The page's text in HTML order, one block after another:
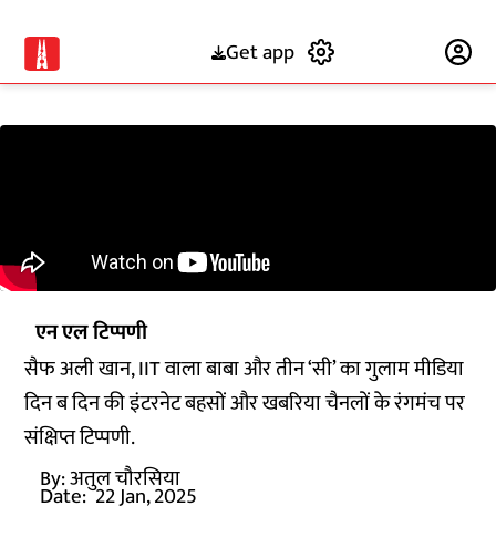
Get app
एन एल टिप्पणी
सैफ अली खान, IIT वाला बाबा और तीन ‘सी’ का गुलाम मीडिया
दिन ब दिन की इंटरनेट बहसों और खबरिया चैनलों के रंगमंच पर
संक्षिप्त टिप्पणी.
By:अतुल चौरसिया
Date: 22 Jan, 2025